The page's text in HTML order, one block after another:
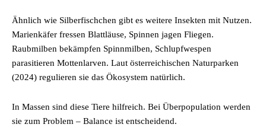
Ähnlich wie Silberfischchen gibt es weitere Insekten mit Nutzen.
Marienkäfer fressen Blattläuse, Spinnen jagen Fliegen.
Raubmilben bekämpfen Spinnmilben, Schlupfwespen
parasitieren Mottenlarven. Laut österreichischen Naturparken
(2024) regulieren sie das Ökosystem natürlich.
In Massen sind diese Tiere hilfreich. Bei Überpopulation werden
sie zum Problem – Balance ist entscheidend.